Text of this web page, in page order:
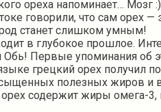
ореха напоминает…
говорили, что сам орех
станет слишком умным!
в глубокое прошлое.
Обь! Первые упоминания об
грецкий орех получил
полезных жиров и
содержит жиры омега-